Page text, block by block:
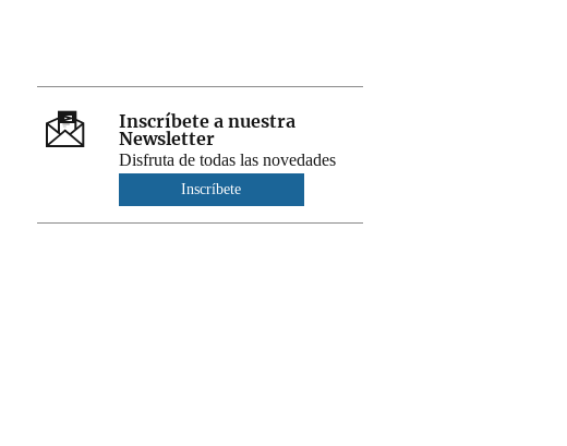
Inscríbete a nuestra
Newsletter
Disfruta de todas las novedades
Inscríbete